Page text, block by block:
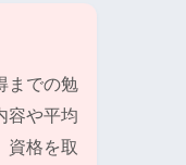
までの勉
容や平均
資格を取